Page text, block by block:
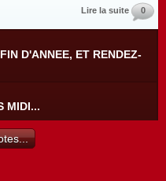
Lire la suite 0
D'ANNEE, ET RENDEZ-
MIDI...